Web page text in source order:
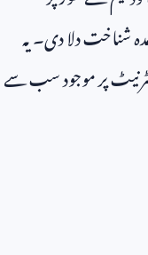
شناخت دلا دی۔ یہ
پر موجود سب سے